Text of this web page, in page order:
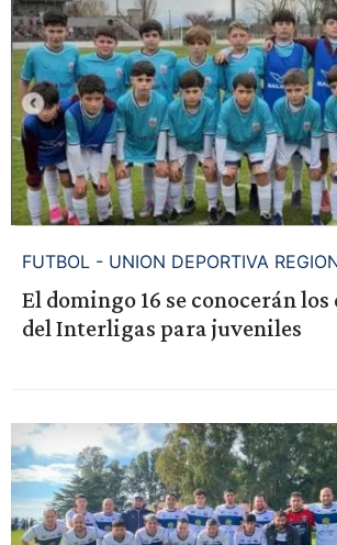
FUTBOL - UNION DEPORTIVA
El domingo 16 se conocerán los
del Interligas para juveniles